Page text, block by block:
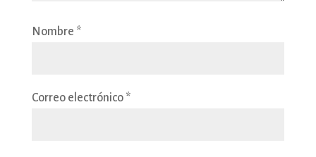
Nombre *
Correo electrónico *